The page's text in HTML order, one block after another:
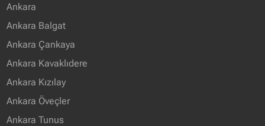
Ankara
Ankara Balgat
Ankara Çankaya
Ankara Kavaklıdere
Ankara Kızılay
Ankara Öveçler
Ankara Tunus